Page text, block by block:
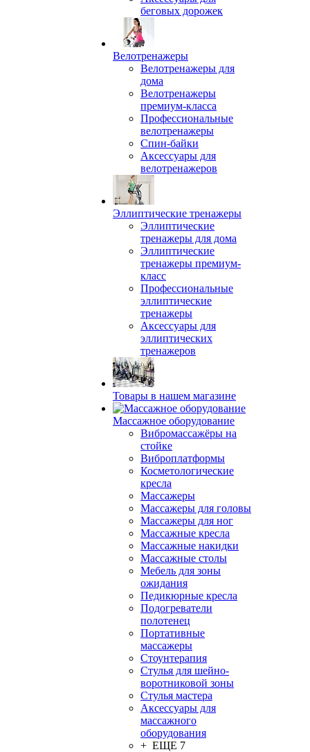
беговых дорожек
Велотренажеры
Велотренажеры для
дома
Велотренажеры
премиум-класса
Профессиональные
велотренажеры
Спин-байки
Аксессуары для
велотренажеров
Эллиптические тренажеры
Эллиптические
тренажеры для дома
Эллиптические
тренажеры премиум-
класс
Профессиональные
эллиптические
тренажеры
Аксессуары для
эллиптических
тренажеров
Товары в нашем магазине
Массажное оборудование
Вибромассажёры на
стойке
Виброплатформы
Косметологические
кресла
Массажеры
Массажеры для головы
Массажеры для ног
Массажные кресла
Массажные накидки
Массажные столы
Мебель для зоны
ожидания
Педикюрные кресла
Подогреватели
полотенец
Портативные
массажеры
Стоунтерапия
Стулья для шейно-
воротниковой зоны
Стулья мастера
Аксессуары для
массажного
оборудования
+ ЕЩЕ 7